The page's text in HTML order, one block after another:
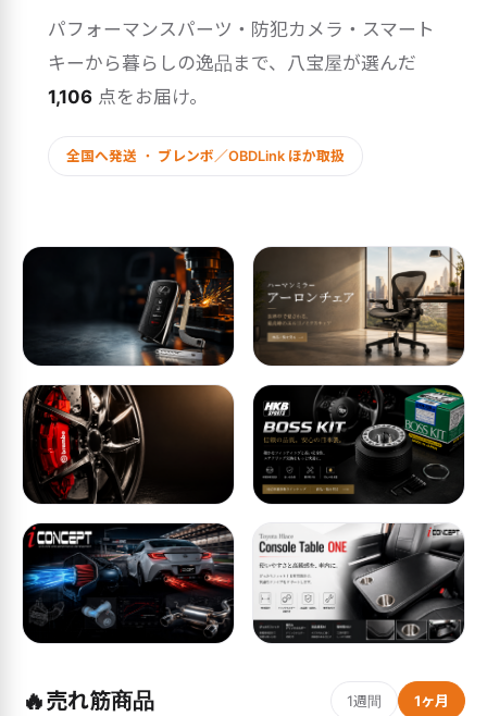
パフォーマンスパーツ・防犯カメラ・スマート
キーから暮らしの逸品まで、八宝屋が選んだ
1,106 点をお届け。
全国へ発送 ・ ブレンボ／OBDLink ほか取扱
🔥売れ筋商品 1週間 1ヶ月